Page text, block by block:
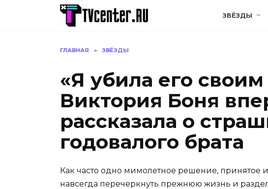
ЗВЁЗДЫ
ГЛАВНАЯ » ЗВЁЗДЫ
«Я убила его
Виктория Боня
рассказала о
годовалого брата
Как часто одно мимолетное решение, принятое
навсегда перечеркнуть прежнюю жизнь и